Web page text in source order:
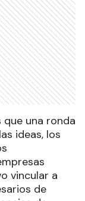
una ronda
ideas, los
vincular a
de